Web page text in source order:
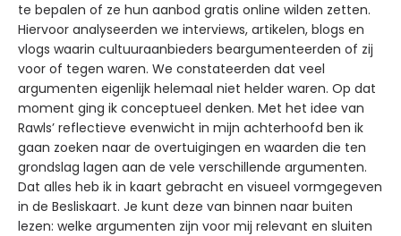
te bepalen of ze hun aanbod gratis online wilden zetten.
Hiervoor analyseerden we interviews, artikelen, blogs en
vlogs waarin cultuuraanbieders beargumenteerden of zij
voor of tegen waren. We constateerden dat veel
argumenten eigenlijk helemaal niet helder waren. Op dat
moment ging ik conceptueel denken. Met het idee van
Rawls’ reflectieve evenwicht in mijn achterhoofd ben ik
gaan zoeken naar de overtuigingen en waarden die ten
grondslag lagen aan de vele verschillende argumenten.
Dat alles heb ik in kaart gebracht en visueel vormgegeven
in de Besliskaart. Je kunt deze van binnen naar buiten
lezen: welke argumenten zijn voor mij relevant en sluiten